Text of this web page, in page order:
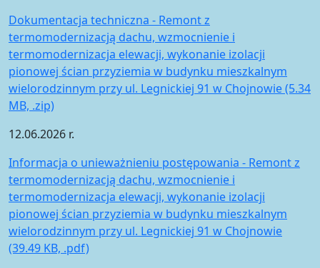
Dokumentacja techniczna - Remont z
termomodernizacją dachu, wzmocnienie i
termomodernizacja elewacji, wykonanie izolacji
pionowej ścian przyziemia w budynku mieszkalnym
wielorodzinnym przy ul. Legnickiej 91 w Chojnowie (5.34
MB, .zip)
12.06.2026 r.
Informacja o unieważnieniu postępowania - Remont z
termomodernizacją dachu, wzmocnienie i
termomodernizacja elewacji, wykonanie izolacji
pionowej ścian przyziemia w budynku mieszkalnym
wielorodzinnym przy ul. Legnickiej 91 w Chojnowie
(39.49 KB, .pdf)